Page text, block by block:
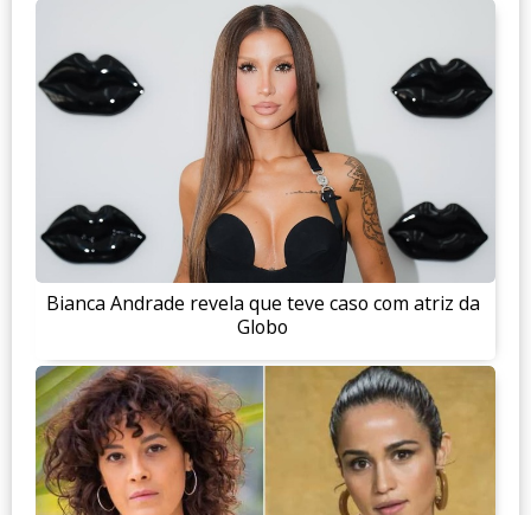
Bianca Andrade revela que teve caso com atriz da
Globo